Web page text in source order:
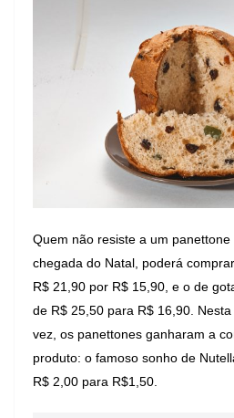
Quem não resiste a um
chegada do Natal, poderá
R$ 21,90 por R$ 15,90, e o de
de R$ 25,50 para R$ 16,90.
vez, os panettones ganharam a
produto: o famoso sonho de
R$ 2,00 para R$1,50.